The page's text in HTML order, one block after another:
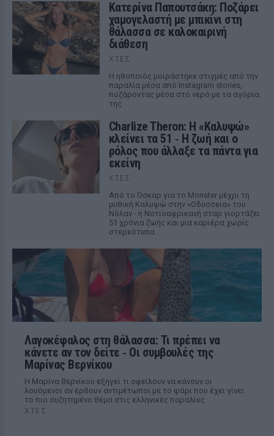
Κατερίνα Παπουτσάκη: Ποζάρει
χαμογελαστή με μπικίνι στη
θάλασσα σε καλοκαιρινή
διάθεση
ΧΤΕΣ
Η ηθοποιός μοιράστηκε στιγμές από την
παραλία μέσα από Instagram stories,
ποζάροντας μέσα στο νερό με τα αγόρια
της
Charlize Theron: Η «Καλυψώ»
κλείνει τα 51 ‑ H ζωή και ο
ρόλος που άλλαξε τα πάντα για
εκείνη
ΧΤΕΣ
Από το Όσκαρ για το Monster μέχρι τη
μυθική Καλυψώ στην «Οδύσσεια» του
Νόλαν - η Νοτιοαφρικανή σταρ γιορτάζει
51 χρόνια ζωής και μια καριέρα χωρίς
στερεότυπα.
Λαγοκέφαλος στη θάλασσα: Τι πρέπει να
κάνετε αν τον δείτε ‑ Οι συμβουλές της
Μαρίνας Βερνίκου
Η Μαρίνα Βερνίκου εξηγεί τι οφείλουν να κάνουν οι
λουόμενοι αν έρθουν αντιμέτωποι με το ψάρι που έχει γίνει
το πιο συζητημένο θέμα στις ελληνικές παραλίες
ΧΤΕΣ